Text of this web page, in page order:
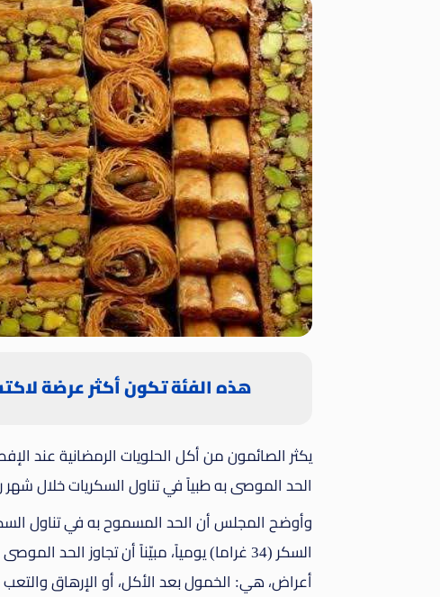
هذه الفئة تكون أكثر عرضة
يكثر الصائمون من أكل الحلويات الرمضانية عند
الحد الموصى به طبياً في تناول السكريات خلال
أعراض، هي: الخمول بعد الأكل، أو الإرهاق والتعب